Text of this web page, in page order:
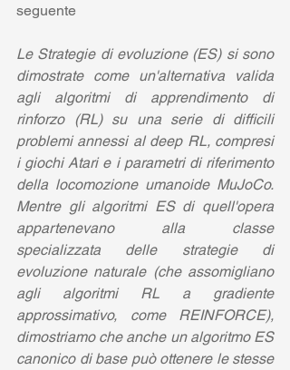
seguente
Le Strategie di evoluzione (ES) si sono
dimostrate come un'alternativa valida
agli algoritmi di apprendimento di
rinforzo (RL) su una serie di difficili
problemi annessi al deep RL, compresi
i giochi Atari e i parametri di riferimento
della locomozione umanoide MuJoCo.
Mentre gli algoritmi ES di quell'opera
appartenevano alla classe
specializzata delle strategie di
evoluzione naturale (che assomigliano
agli algoritmi RL a gradiente
approssimativo, come REINFORCE),
dimostriamo che anche un algoritmo ES
canonico di base può ottenere le stesse